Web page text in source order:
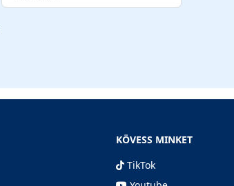
KÖVESS MINKET
TikTok